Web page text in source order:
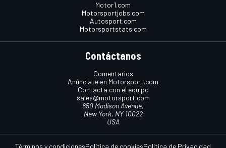
Motor1.com
Motorsportjobs.com
Autosport.com
Motorsportstats.com
Contáctanos
Comentarios
Anúnciate en Motorsport.com
Contacta con el equipo
sales@motorsport.com
650 Madison Avenue,
New York, NY 10022
USA